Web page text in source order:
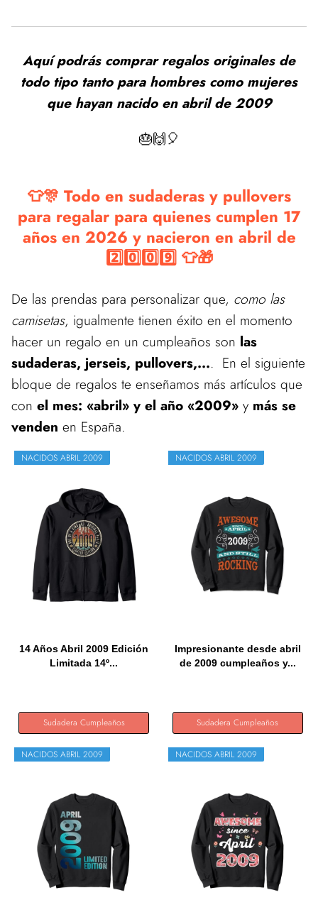
Aquí podrás comprar regalos originales de
todo tipo tanto para hombres como mujeres
que hayan nacido en abril de 2009
🎂🙌🎈
👕🎊 Todo en sudaderas y pullovers
para regalar para quienes cumplen 17
años en 2026 y nacieron en abril de
2️⃣0️⃣0️⃣9️⃣ 👕🎁
De las prendas para personalizar que, como las
camisetas, igualmente tienen éxito en el momento
hacer un regalo en un cumpleaños son las
sudaderas, jerseis, pullovers,.... En el siguiente
bloque de regalos te enseñamos más artículos que
con el mes: «abril» y el año «2009» y más se
venden en España.
NACIDOS ABRIL 2009
14 Años Abril 2009 Edición
Limitada 14º...
Sudadera Cumpleaños
NACIDOS ABRIL 2009
Impresionante desde abril
de 2009 cumpleaños y...
Sudadera Cumpleaños
NACIDOS ABRIL 2009 NACIDOS ABRIL 2009